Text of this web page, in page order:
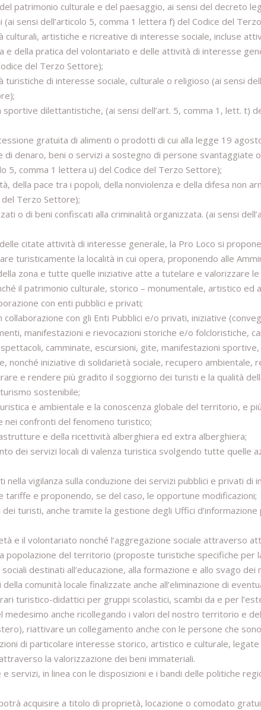
patrimonio culturale e del paesaggio, ai sensi del decreto
sensi dell’articolo 5, comma 1 lettera f) del Codice del
artistiche e ricreative di interesse sociale, incluse
e della pratica del volontariato e delle attività di interesse
del Terzo Settore);
di interesse sociale, culturale o religioso (ai sensi
dilettantistiche, (ai sensi dell’art. 5, comma 1, lett. t)
gratuita di alimenti o prodotti di cui alla legge 19
di denaro, beni o servizi a sostegno di persone svantaggiate
5, comma 1 lettera u) del Codice del Terzo Settore);
della pace tra i popoli, della nonviolenza e della difesa non
del Terzo Settore);
o di beni confiscati alla criminalità organizzata. (ai sensi
citate attività di interesse generale, la Pro Loco si
turisticamente la località in cui opera, proponendo alle
zona e tutte quelle iniziative atte a tutelare e valorizzare
il patrimonio culturale, storico – monumentale, artistico ed
con enti pubblici e privati;
con gli Enti Pubblici e/o privati, iniziative
manifestazioni e rievocazioni storiche e/o folcloristiche,
camminate, escursioni, gite, manifestazioni
nonché iniziative di solidarietà sociale, recupero ambientale,
e rendere più gradito il soggiorno dei turisti e la qualità
sostenibile;
e ambientale e la conoscenza globale del territorio, e
nei confronti del fenomeno turistico;
e della ricettività alberghiera ed extra alberghiera;
dei servizi locali di valenza turistica svolgendo tutte quelle
nella vigilanza sulla conduzione dei servizi pubblici e privati di
e proponendo, se del caso, le opportune modificazioni;
dei turisti, anche tramite la gestione degli Uffici
e il volontariato nonché l’aggregazione sociale attraverso
popolazione del territorio (proposte turistiche specifiche per
destinati all’educazione, alla formazione e allo svago dei
comunità locale finalizzate anche all’eliminazione di
turistico-didattici per gruppi scolastici, scambi da e per
medesimo anche ricollegando i valori del nostro territorio e
riattivare un collegamento anche con le persone che
di particolare interesse storico, artistico e culturale, legate
la valorizzazione dei beni immateriali.
servizi, in linea con le disposizioni e i bandi delle politiche
potrà acquisire a titolo di proprietà, locazione o comodato